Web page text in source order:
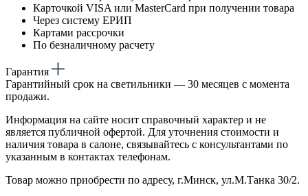
Карточкой VISA или MasterCard при получении товара
Через систему ЕРИП
Картами рассрочки
По безналичному расчету
Гарантия
Гарантийный срок на светильники — 30 месяцев с момента
продажи.
Информация на сайте носит справочный характер и не
является публичной офертой. Для уточнения стоимости и
наличия товара в салоне, связывайтесь с консультантами по
указанным в контактах телефонам.
Товар можно приобрести по адресу, г.Минск, ул.М.Танка 30/2.